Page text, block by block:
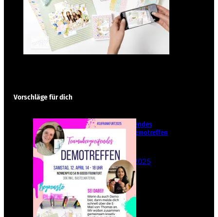
Vorschläge für dich
Teamübergreifendes
Stampin‘ Up! Demotreffen
– Sei dabei!
26. Februar 2025